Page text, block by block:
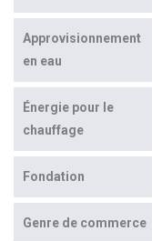
Approvisionnement
en eau
Énergie pour le
chauffage
Fondation
Genre de commerce